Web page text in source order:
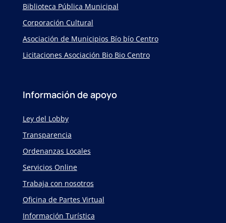
Biblioteca Pública Municipal
Corporación Cultural
Asociación de Municipios Bío bío Centro
Licitaciones Asociación Bio Bio Centro
Información de apoyo
Ley del Lobby
Transparencia
Ordenanzas Locales
Servicios Online
Trabaja con nosotros
Oficina de Partes Virtual
Información Turística